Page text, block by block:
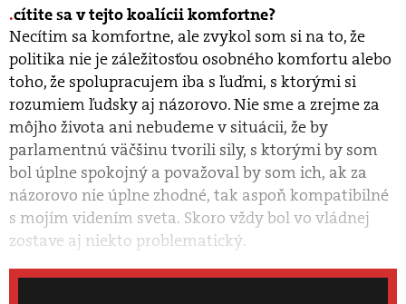
cítite sa v tejto koalícii komfortne?
Necítim sa komfortne, ale zvykol som si na to, že
politika nie je záležitosťou osobného komfortu alebo
toho, že spolupracujem iba s ľuďmi, s ktorými si
rozumiem ľudsky aj názorovo. Nie sme a zrejme za
môjho života ani nebudeme v situácii, že by
parlamentnú väčšinu tvorili sily, s ktorými by som
bol úplne spokojný a považoval by som ich, ak za
názorovo nie úplne zhodné, tak aspoň kompatibilné
s mojím videním sveta. Skoro vždy bol vo vládnej
zostave aj niekto problematický.